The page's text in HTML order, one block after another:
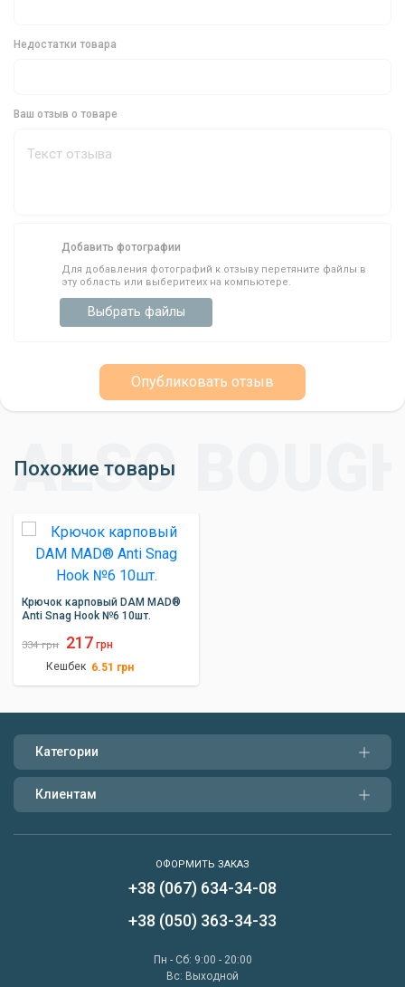
и наслаждайтесь успешной рыбалкой на карпа, толстолобика
Недостатки товара
Ваш отзыв о товаре
Добавить фотографии
Для добавления фотографий к отзыву перетяните файлы в
эту область или выберитеих на компьютере.
Выбрать файлы
Опубликовать отзыв
Похожие товары
Крючок карповый DAM MAD®
Anti Snag Hook №6 10шт.
334 грн 217 грн
Кешбек 6.51 грн
Категории
Клиентам
ОФОРМИТЬ ЗАКАЗ
+38 (067) 634-34-08
+38 (050) 363-34-33
Пн - Сб: 9:00 - 20:00
Вс: Выходной